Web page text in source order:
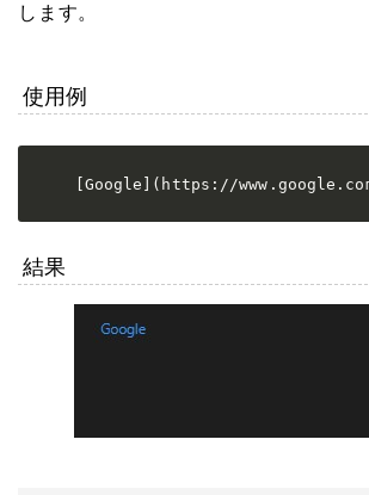
します。
使用例
[Google](https://
結果